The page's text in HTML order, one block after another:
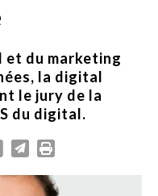
du marketing
la digital
le jury de la
du digital.